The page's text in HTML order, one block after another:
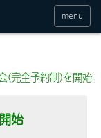
menu
(完全予約制)を開始
始